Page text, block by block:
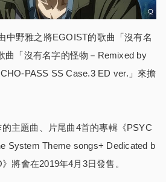
中野雅之將EGOIST的歌曲「沒有名
曲「沒有名字的怪物－Remixed by
PASS SS Case.3 ED ver.」來擔
主題曲、片尾曲4首的專輯《PSYC
System Theme songs+ Dedicated b
將會在2019年4月3日發售。